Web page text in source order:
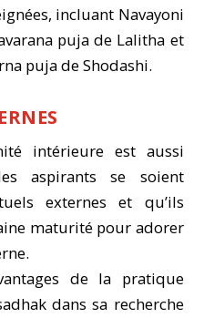
incluant Navayoni
puja de Lalitha et
puja de Shodashi.
intérieure est aussi
aspirants se soient
externes et qu’ils
maturité pour adorer
de la pratique
dans sa recherche